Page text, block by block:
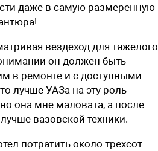
даже в самую размеренную
вездеход для тяжелого
он должен быть
в ремонте и с доступными
лучше ­УАЗа на эту роль
она мне маловата, а после
вазовской техники.
потратить около трехсот